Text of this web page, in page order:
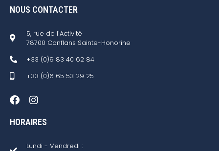
NOUS CONTACTER
5, rue de l'Activité
78700 Conflans Sainte-Honorine
+33 (0)9 83 40 62 84
+33 (0)6 65 53 29 25
HORAIRES
Lundi - Vendredi :